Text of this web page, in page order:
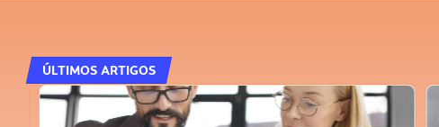
ÚLTIMOS ARTIGOS